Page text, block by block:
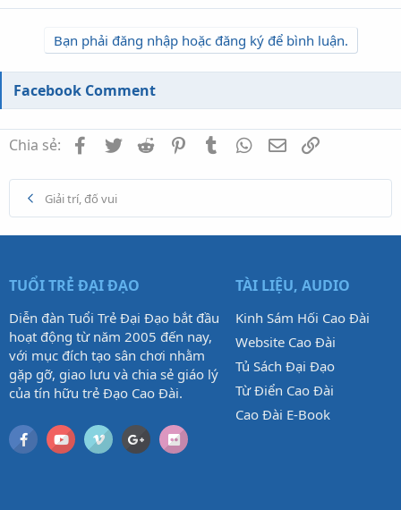
Bạn phải đăng nhập hoặc đăng ký để bình luận.
Facebook Comment
Chia sẻ: Facebook
TwitterReddit PinterestTumblrWhatsApp
Email
Giải trí, đố vui
TUỔI TRẺ ĐẠI ĐẠO
Diễn đàn Tuổi Trẻ Đại Đạo bắt đầu
hoạt động từ năm 2005 đến nay,
với mục đích tạo sân chơi nhằm
gặp gỡ, giao lưu và chia sẻ giáo lý
của tín hữu trẻ Đạo Cao Đài.
TÀI LIỆU, AUDIO
Kinh Sám Hối Cao Đài
Website Cao Đài
Tủ Sách Đại Đạo
Từ Điển Cao Đài
Cao Đài E-Book